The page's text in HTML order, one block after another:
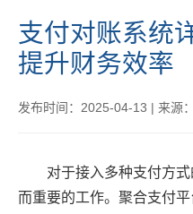
支付对账系统
提升财务效率
发布时间：2025-04-13 | 来源
对于接入多种支付方
而重要的工作。聚合支付